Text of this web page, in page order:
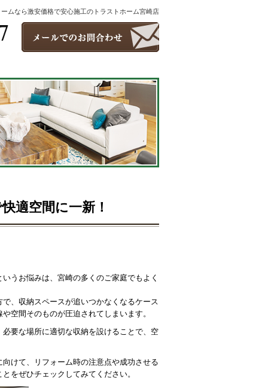
ムなら激安価格で安心施工のトラストホーム宮崎店
適空間に一新！
うお悩みは、宮崎の多くのご家庭でもよく
、収納スペースが追いつかなくなるケース
空間そのものが圧迫されてしまいます。
要な場所に適切な収納を設けることで、空
けて、リフォーム時の注意点や成功させる
をぜひチェックしてみてください。